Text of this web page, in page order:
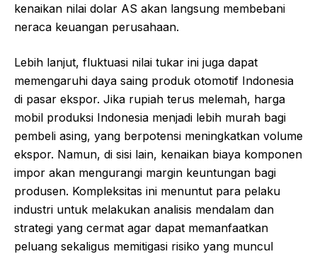
kenaikan nilai dolar AS akan langsung membebani
neraca keuangan perusahaan.
Lebih lanjut, fluktuasi nilai tukar ini juga dapat
memengaruhi daya saing produk otomotif Indonesia
di pasar ekspor. Jika rupiah terus melemah, harga
mobil produksi Indonesia menjadi lebih murah bagi
pembeli asing, yang berpotensi meningkatkan volume
ekspor. Namun, di sisi lain, kenaikan biaya komponen
impor akan mengurangi margin keuntungan bagi
produsen. Kompleksitas ini menuntut para pelaku
industri untuk melakukan analisis mendalam dan
strategi yang cermat agar dapat memanfaatkan
peluang sekaligus memitigasi risiko yang muncul